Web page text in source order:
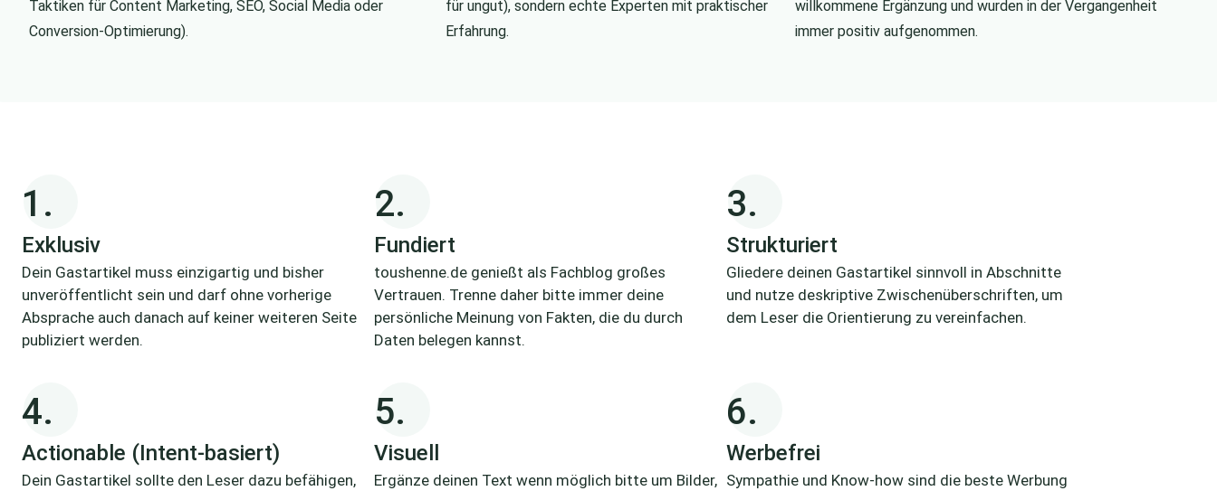
Taktiken für Content Marketing, SEO, Social Media oder
Conversion-Optimierung).
für ungut), sondern echte Experten mit praktischer
Erfahrung.
willkommene Ergänzung und wurden in der Vergangenheit
immer positiv aufgenommen.
1.
Exklusiv
Dein Gastartikel muss einzigartig und bisher
unveröffentlicht sein und darf ohne vorherige
Absprache auch danach auf keiner weiteren Seite
publiziert werden.
2.
Fundiert
toushenne.de genießt als Fachblog großes
Vertrauen. Trenne daher bitte immer deine
persönliche Meinung von Fakten, die du durch
Daten belegen kannst.
3.
Strukturiert
Gliedere deinen Gastartikel sinnvoll in Abschnitte
und nutze deskriptive Zwischenüberschriften, um
dem Leser die Orientierung zu vereinfachen.
4.
Actionable (Intent-basiert)
Dein Gastartikel sollte den Leser dazu befähigen,
5.
Visuell
Ergänze deinen Text wenn möglich bitte um Bilder,
6.
Werbefrei
Sympathie und Know-how sind die beste Werbung